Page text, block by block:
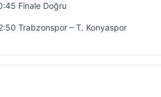
Finale Doğru
Trabzonspor – T. Konyaspor